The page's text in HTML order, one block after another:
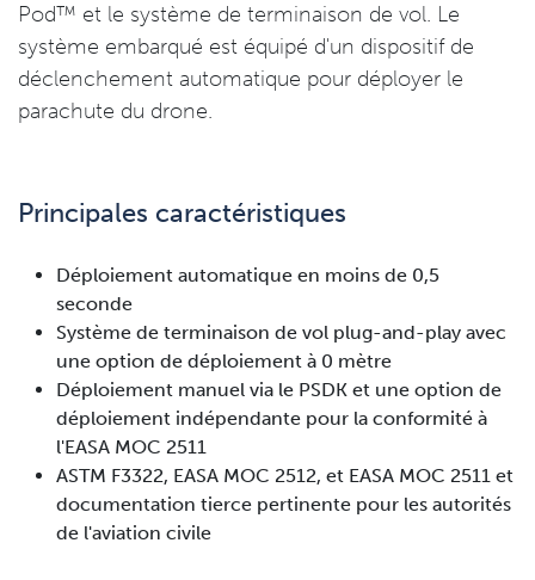
Pod™ et le système de terminaison de vol. Le
système embarqué est équipé d'un dispositif de
déclenchement automatique pour déployer le
parachute du drone.
Principales caractéristiques
Déploiement automatique en moins de 0,5
seconde
Système de terminaison de vol plug-and-play avec
une option de déploiement à 0 mètre
Déploiement manuel via le PSDK et une option de
déploiement indépendante pour la conformité à
l'EASA MOC 2511
ASTM F3322, EASA MOC 2512, et EASA MOC 2511 et
documentation tierce pertinente pour les autorités
de l'aviation civile